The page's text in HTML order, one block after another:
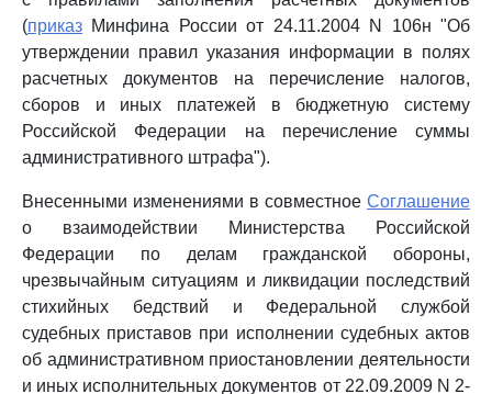
(приказ Минфина России от 24.11.2004 N 106н "Об
утверждении правил указания информации в полях
расчетных документов на перечисление налогов,
сборов и иных платежей в бюджетную систему
Российской Федерации на перечисление суммы
административного штрафа").
Внесенными изменениями в совместное Соглашение
о взаимодействии Министерства Российской
Федерации по делам гражданской обороны,
чрезвычайным ситуациям и ликвидации последствий
стихийных бедствий и Федеральной службой
судебных приставов при исполнении судебных актов
об административном приостановлении деятельности
и иных исполнительных документов от 22.09.2009 N 2-